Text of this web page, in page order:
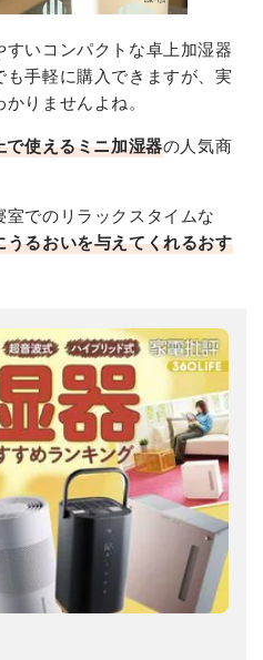
いコンパクトな卓上加湿器
手軽に購入できますが、実
りませんよね。
で使えるミニ加湿器の人気商
でのリラックスタイムな
るおいを与えてくれるおす